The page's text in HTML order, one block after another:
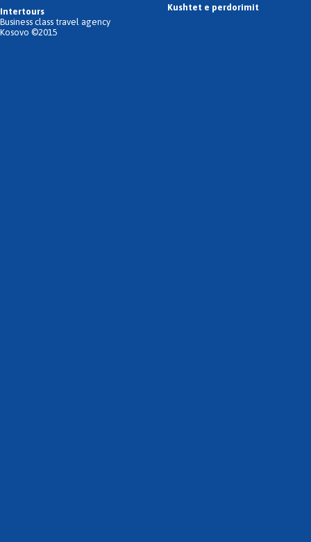
Intertours
Business class travel agency
Kosovo ©2015
Kushtet e perdorimit